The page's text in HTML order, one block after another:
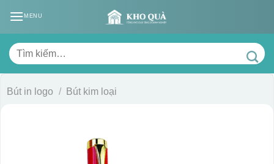
MENU
Tìm
kiếm:
Bút in logo / Bút kim loại